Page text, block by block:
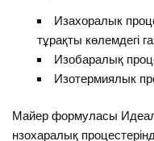
Изахоралык
тұрақты көлемдегі
Изобаралық
Изотермиялык
Майер формуласы
нзохаралық